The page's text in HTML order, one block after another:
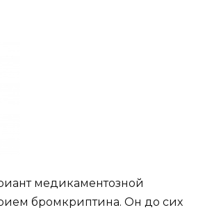
медикаментозной
бромкриптина. Он до сих